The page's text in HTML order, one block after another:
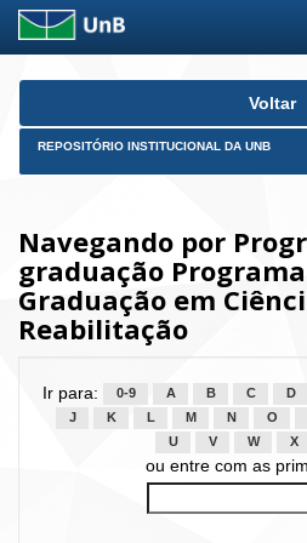
Skip
Voltar
REPOSITÓRIO INSTITUCIONAL DA UNB
Navegando por
graduação Programa
Graduação em
Reabilitação
Ir para: 0-9 A B C D
J
K L M N O
U
V W X
ou entre com as